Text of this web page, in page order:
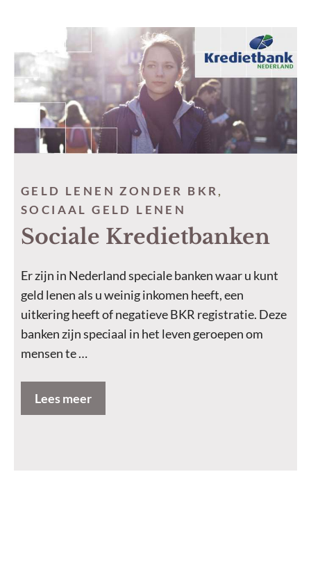
GELD LENEN ZONDER BKR,
SOCIAAL GELD LENEN
Sociale Kredietbanken
Er zijn in Nederland speciale banken waar u kunt
geld lenen als u weinig inkomen heeft, een
uitkering heeft of negatieve BKR registratie. Deze
banken zijn speciaal in het leven geroepen om
mensen te …
Lees meer